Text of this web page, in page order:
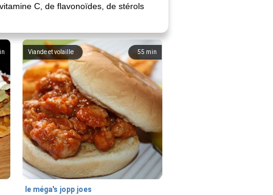
C, de flavonoïdes, de stérols
55 min
Viande et volaille
le méga's jopp joes